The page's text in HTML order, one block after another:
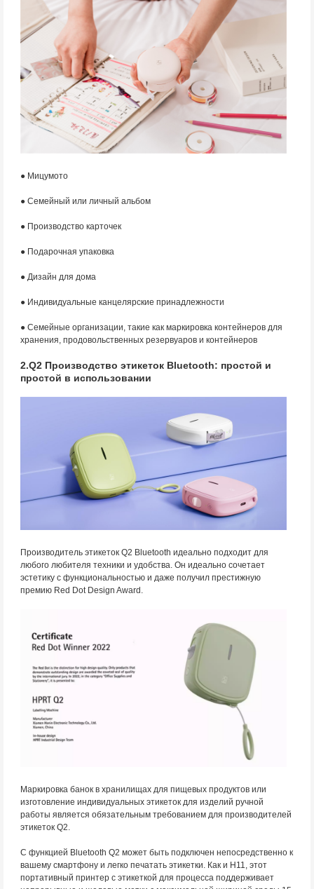
● Мицумото
● Семейный или личный альбом
● Производство карточек
● Подарочная упаковка
● Дизайн для дома
● Индивидуальные канцелярские принадлежности
● Семейные организации, такие как маркировка контейнеров для
хранения, продовольственных резервуаров и контейнеров
2.Q2 Производство этикеток Bluetooth: простой и
простой в использовании
Производитель этикеток Q2 Bluetooth идеально подходит для
любого любителя техники и удобства. Он идеально сочетает
эстетику с функциональностью и даже получил престижную
премию Red Dot Design Award.
Маркировка банок в хранилищах для пищевых продуктов или
изготовление индивидуальных этикеток для изделий ручной
работы является обязательным требованием для производителей
этикеток Q2.
С функцией Bluetooth Q2 может быть подключен непосредственно к
вашему смартфону и легко печатать этикетки. Как и H11, этот
портативный принтер с этикеткой для процесса поддерживает